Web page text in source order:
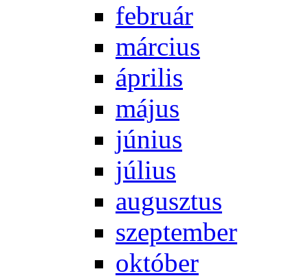
feb­ru­ár
már­ci­us
áp­ri­lis
má­jus
jú­ni­us
jú­li­us
au­gusz­tus
szep­tem­ber
ok­tó­ber